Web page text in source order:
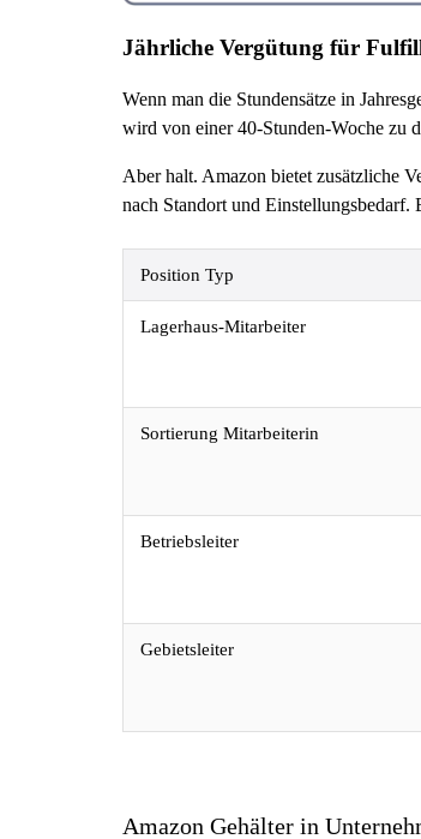
Jährliche Vergütung für
Wenn man die Stundensätze in
wird von einer 40-Stunden-Woche zu
Aber halt. Amazon bietet zusätzliche
nach Standort und Einstellungsbedarf.
Position Typ
Lagerhaus-Mitarbeiter
Sortierung Mitarbeiterin
Betriebsleiter
Gebietsleiter
Amazon Gehälter in